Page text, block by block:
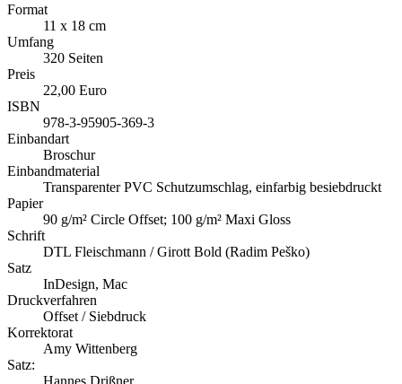
Format
11 x 18 cm
Umfang
320 Seiten
Preis
22,00 Euro
ISBN
978-3-95905-369-3
Einbandart
Broschur
Einbandmaterial
Transparenter PVC Schutzumschlag, einfarbig besiebdruckt
Papier
90 g/m² Circle Offset; 100 g/m² Maxi Gloss
Schrift
DTL Fleischmann / Girott Bold (Radim Peško)
Satz
InDesign, Mac
Druckverfahren
Offset / Siebdruck
Korrektorat
Amy Wittenberg
Satz:
Hannes Drißner